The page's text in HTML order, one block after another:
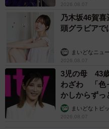
2026.08.07
乃木坂46賀
頭グラビアで
まいどなニュ
2026.08.07
3児の母 43
わざわ 「色
かしからずっ
まいどなトピ
2026.08.07